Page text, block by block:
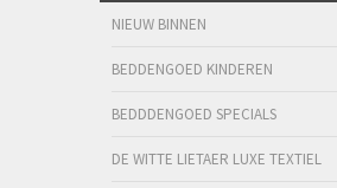
NIEUW BINNEN
BEDDENGOED KINDEREN
BEDDDENGOED SPECIALS
DE WITTE LIETAER LUXE TEXTIEL